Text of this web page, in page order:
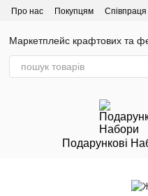
Про нас Покупцям Співпраця
Маркетплейс крафтових та
Подарункові